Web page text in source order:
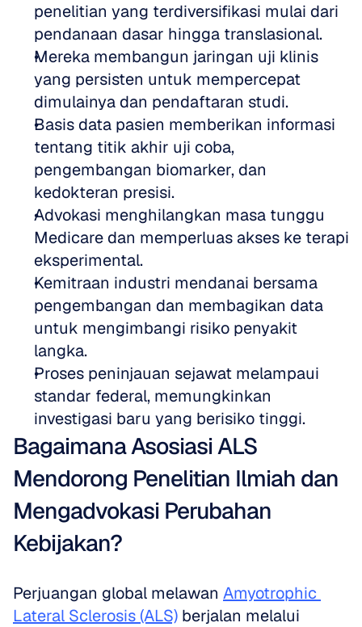
penelitian yang terdiversifikasi mulai dari
pendanaan dasar hingga translasional.
Mereka membangun jaringan uji klinis
yang persisten untuk mempercepat
dimulainya dan pendaftaran studi.
Basis data pasien memberikan informasi
tentang titik akhir uji coba,
pengembangan biomarker, dan
kedokteran presisi.
Advokasi menghilangkan masa tunggu
Medicare dan memperluas akses ke terapi
eksperimental.
Kemitraan industri mendanai bersama
pengembangan dan membagikan data
untuk mengimbangi risiko penyakit
langka.
Proses peninjauan sejawat melampaui
standar federal, memungkinkan
investigasi baru yang berisiko tinggi.
Bagaimana Asosiasi ALS
Mendorong Penelitian Ilmiah dan
Mengadvokasi Perubahan
Kebijakan?
Perjuangan global melawan Amyotrophic
Lateral Sclerosis (ALS) berjalan melalui